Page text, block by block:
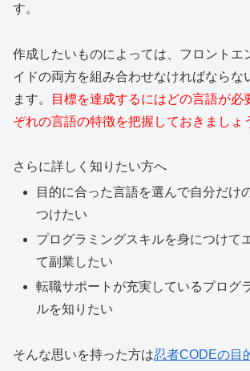
す。
作成したいものによっては、フロントエ
イドの両方を組み合わせなければならな
ます。
目標を達成するにはどの言語が必
ぞれの言語の特徴を把握しておきましょ
さらに詳しく知りたい方へ
目的に合った言語を選んで自分だけ
つけたい
プログラミングスキルを身につけて
て副業したい
転職サポートが充実しているプログ
ルを知りたい
そんな思いを持った方は忍者CODEの目